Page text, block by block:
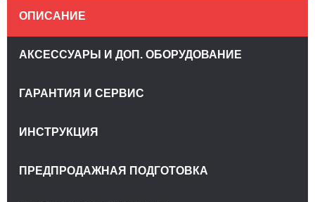
ОПИСАНИЕ
АКСЕССУАРЫ И ДОП. ОБОРУДОВАНИЕ
ГАРАНТИЯ И СЕРВИС
ИНСТРУКЦИЯ
ПРЕДПРОДАЖНАЯ ПОДГОТОВКА